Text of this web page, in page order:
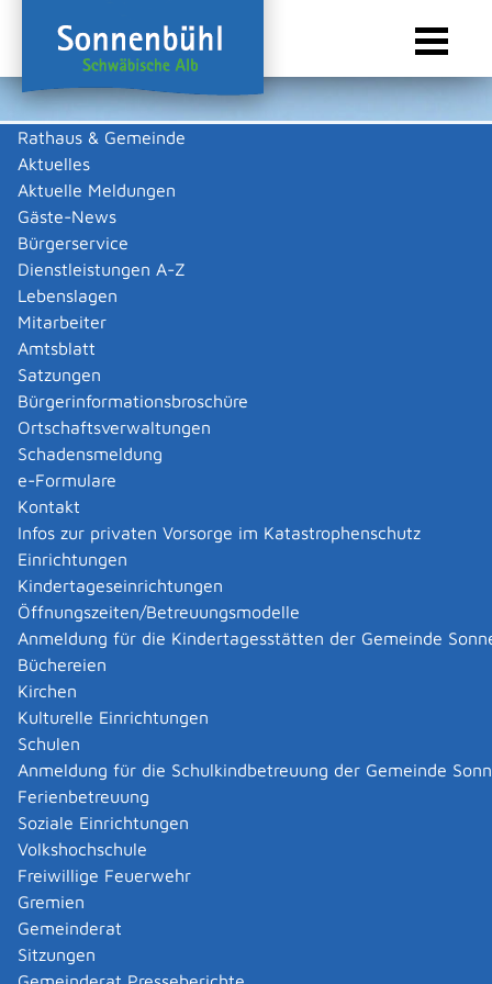
Rathaus & Gemeinde
Aktuelles
Aktuelle Meldungen
Gäste-News
Bürgerservice
Dienstleistungen A-Z
Lebenslagen
Mitarbeiter
Amtsblatt
Satzungen
Bürgerinformationsbroschüre
Ortschaftsverwaltungen
Schadensmeldung
e-Formulare
Kontakt
Infos zur privaten Vorsorge im Katastrophenschutz
Einrichtungen
Kindertageseinrichtungen
Öffnungszeiten/Betreuungsmodelle
Anmeldung für die Kindertagesstätten der Gemeinde
Büchereien
Kirchen
Kulturelle Einrichtungen
Schulen
Anmeldung für die Schulkindbetreuung der Gemeinde
Ferienbetreuung
Soziale Einrichtungen
Volkshochschule
Freiwillige Feuerwehr
Gremien
Gemeinderat
Sitzungen
Sie sind hier:
Gewerbeliste
Keine Daten vorhanden
Zurück zur Suche
Zurück zur Suche
||